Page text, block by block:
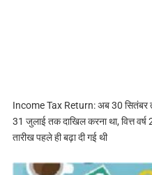
Income Tax Return: अब 30
31 जुलाई तक दाखिल करना था, वित्त
तारीख पहले ही बढ़ा दी गई थी